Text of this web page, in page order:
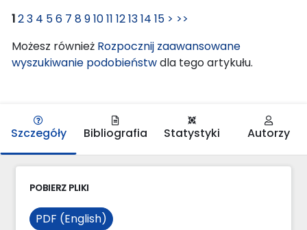
123 4 56 7 891011 121314 15 > >>
Możesz również Rozpocznij zaawansowane
wyszukiwanie podobieństwdla tego artykułu.
Szczegóły Bibliografia Statystyki Autorzy
POBIERZ PLIKI
PDF (English)